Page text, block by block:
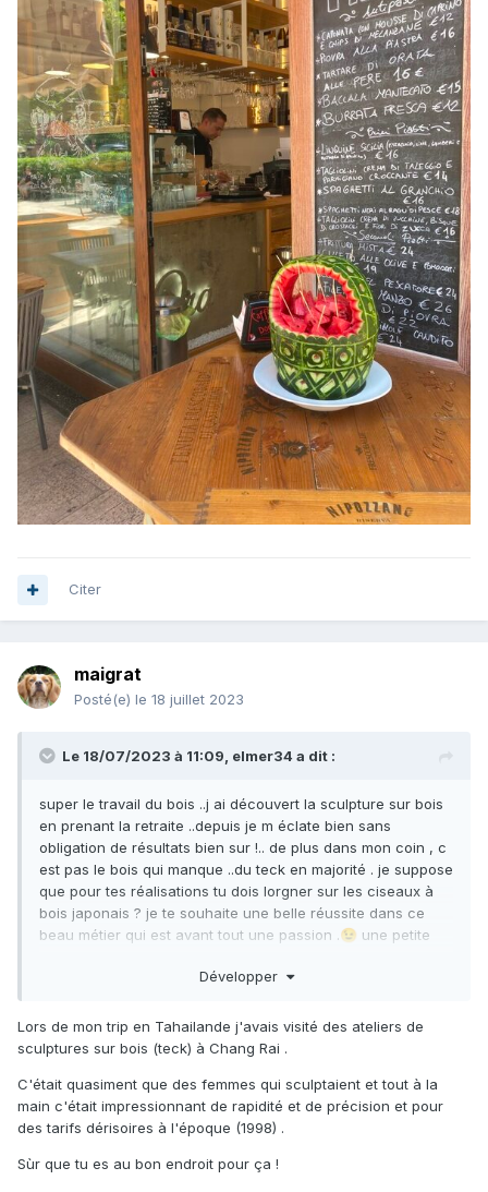
Citer
maigrat
Posté(e) le 18 juillet 2023
Le 18/07/2023 à 11:09, elmer34 a dit :
super le travail du bois ..j ai découvert la sculpture sur bois
en prenant la retraite ..depuis je m éclate bien sans
obligation de résultats bien sur !.. de plus dans mon coin , c
est pas le bois qui manque ..du teck en majorité . je suppose
que pour tes réalisations tu dois lorgner sur les ciseaux à
bois japonais ? je te souhaite une belle réussite dans ce
beau métier qui est avant tout une passion .😉 une petite
Développer
Lors de mon trip en Tahailande j'avais visité des ateliers de
sculptures sur bois (teck) à Chang Rai .
C'était quasiment que des femmes qui sculptaient et tout à la
main c'était impressionnant de rapidité et de précision et pour
des tarifs dérisoires à l'époque (1998) .
Sùr que tu es au bon endroit pour ça !